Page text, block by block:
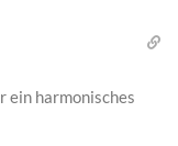
ein harmonisches